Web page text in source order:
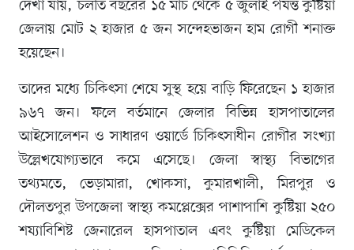
দেখা যায়, চলতি বছরের ১৫ মার্চ থেকে ৫ জুলাই পর্যন্ত কুষ্টিয়া
জেলায় মোট ২ হাজার ৫ জন সন্দেহভাজন হাম রোগী শনাক্ত
হয়েছেন।
তাদের মধ্যে চিকিৎসা শেষে সুস্থ হয়ে বাড়ি ফিরেছেন ১ হাজার
৯৬৭ জন। ফলে বর্তমানে জেলার বিভিন্ন হাসপাতালের
আইসোলেশন ও সাধারণ ওয়ার্ডে চিকিৎসাধীন রোগীর সংখ্যা
উল্লেখযোগ্যভাবে কমে এসেছে। জেলা স্বাস্থ্য বিভাগের
তথ্যমতে, ভেড়ামারা, খোকসা, কুমারখালী, মিরপুর ও
দৌলতপুর উপজেলা স্বাস্থ্য কমপ্লেক্সের পাশাপাশি কুষ্টিয়া ২৫০
শয্যাবিশিষ্ট জেনারেল হাসপাতাল এবং কুষ্টিয়া মেডিকেল